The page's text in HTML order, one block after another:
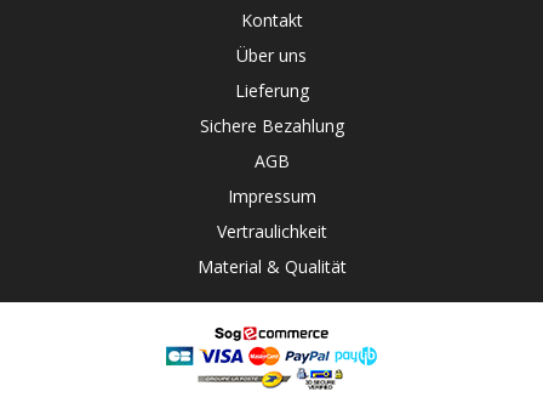
Kontakt
Über uns
Lieferung
Sichere Bezahlung
AGB
Impressum
Vertraulichkeit
Material & Qualität